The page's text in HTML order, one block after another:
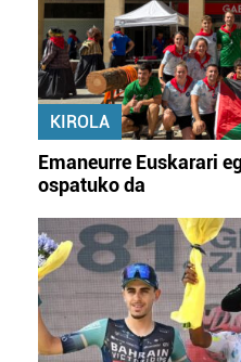
KIROLA
Emaneurre Euskarari
ospatuko da